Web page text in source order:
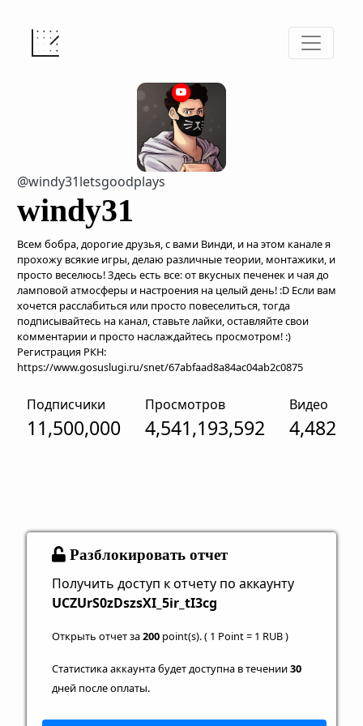
@windy31letsgoodplays
windy31
Всем бобра, дорогие друзья, с вами Винди, и на этом канале я
прохожу всякие игры, делаю различные теории, монтажики, и
просто веселюсь! Здесь есть все: от вкусных печенек и чая до
ламповой атмосферы и настроения на целый день! :D Если вам
хочется расслабиться или просто повеселиться, тогда
подписывайтесь на канал, ставьте лайки, оставляйте свои
комментарии и просто наслаждайтесь просмотром! :)
Регистрация РКН:
https://www.gosuslugi.ru/snet/67abfaad8a84ac04ab2c0875
Подписчики
11,500,000
Просмотров
4,541,193,592
Видео
4,482
Разблокировать отчет
Получить доступ к отчету по аккаунту
UCZUrS0zDszsXI_5ir_tI3cg
Открыть отчет за200 point(s). ( 1 Point = 1 RUB )
Статистика аккаунта будет доступна в течении30
дней после оплаты.